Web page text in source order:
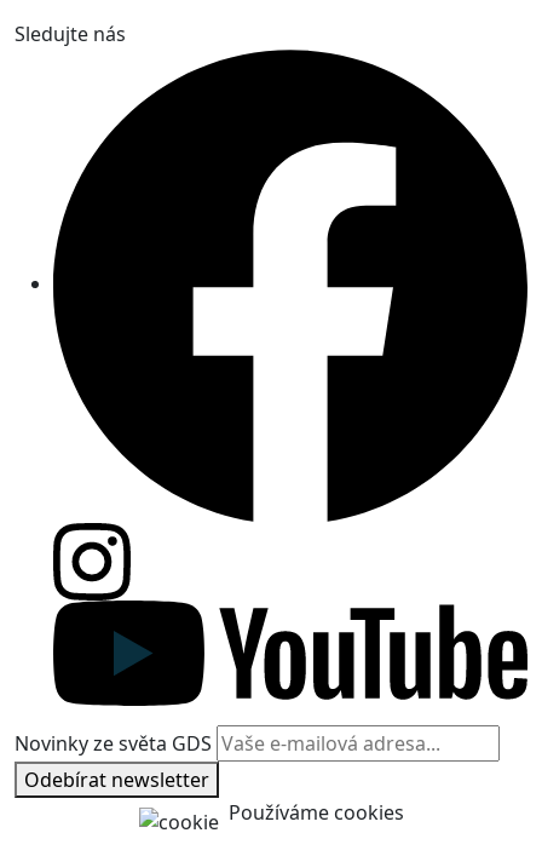
Sledujte nás
Novinky ze světa GDS
Odebírat newsletter
Používáme cookies